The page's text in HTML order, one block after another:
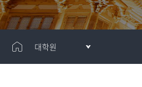
대학원